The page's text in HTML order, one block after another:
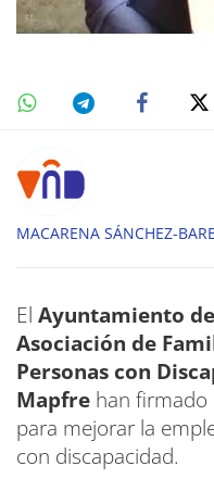
MACARENA SÁNCHEZ-
El Ayuntamiento
Asociación de
Personas con
Mapfre han firmado
para mejorar la
con discapacidad.